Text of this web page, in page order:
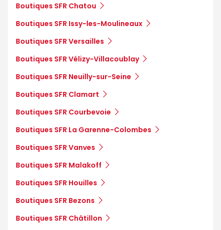
Boutiques SFR Chatou
Boutiques SFR Issy-les-Moulineaux
Boutiques SFR Versailles
Boutiques SFR Vélizy-Villacoublay
Boutiques SFR Neuilly-sur-Seine
Boutiques SFR Clamart
Boutiques SFR Courbevoie
Boutiques SFR La Garenne-Colombes
Boutiques SFR Vanves
Boutiques SFR Malakoff
Boutiques SFR Houilles
Boutiques SFR Bezons
Boutiques SFR Châtillon